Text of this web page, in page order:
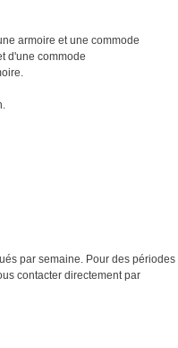
armoire et une commode
d'une commode
par semaine. Pour des périodes
contacter directement par